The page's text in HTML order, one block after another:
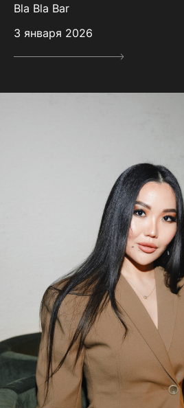
Bla Bla Bar
3 января 2026